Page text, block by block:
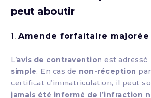
peut aboutir
1.Amende forfaitaire majorée
L’avis de contravention est adressé
simple. En cas de non-réception
certificat d’immatriculation, il peut
jamais été informé de l’infraction